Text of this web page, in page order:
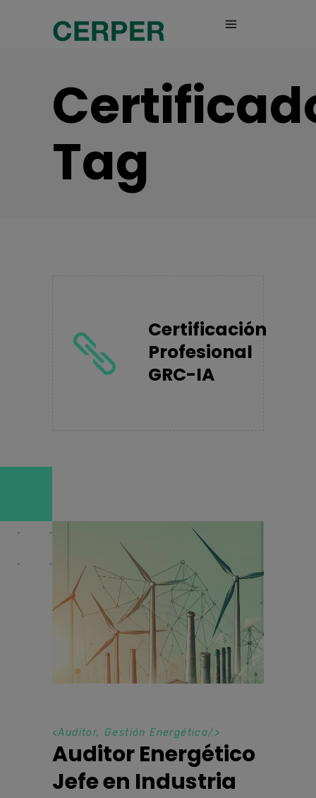
Tag
Certificación
Profesional
GRC-IA
<Auditor, Gestión Energética/>
Auditor Energético
Jefe en Industria